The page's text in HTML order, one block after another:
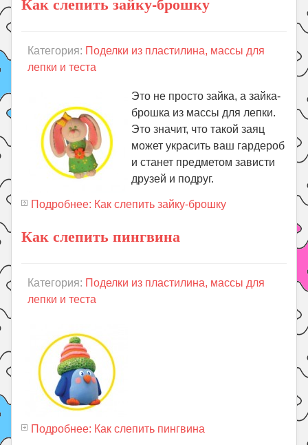
Категория: Поделки из пластилина, массы для
лепки и теста
Это не просто зайка, а зайка-
брошка из массы для лепки.
Это значит, что такой заяц
может украсить ваш гардероб
и станет предметом зависти
друзей и подруг.
Подробнее: Как слепить зайку-брошку
Как слепить пингвина
Категория: Поделки из пластилина, массы для
лепки и теста
Подробнее: Как слепить пингвина